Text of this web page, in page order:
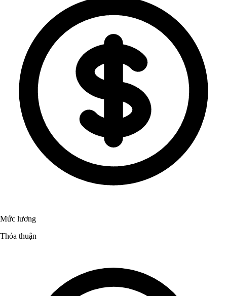
Mức lương
Thỏa thuận